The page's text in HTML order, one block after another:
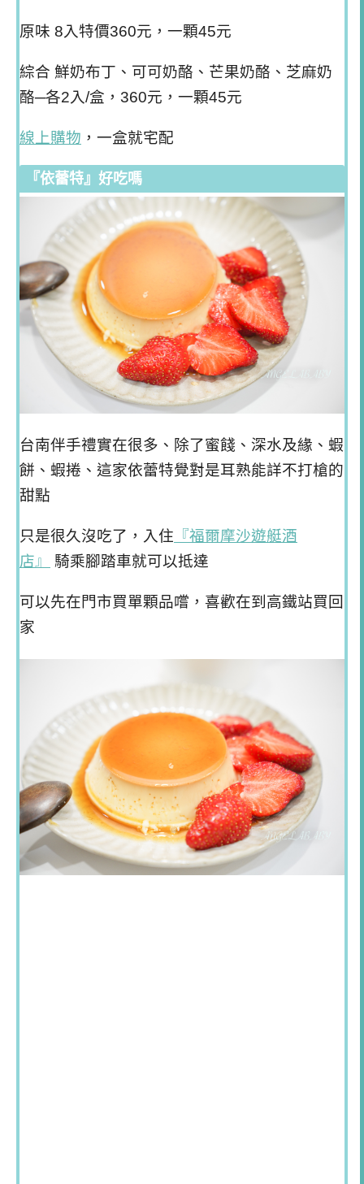
原味 8入特價360元，一顆45元
綜合 鮮奶布丁、可可奶酪、芒果奶酪、芝麻奶
酪─各2入/盒，360元，一顆45元
線上購物 ，一盒就宅配
『依蕾特』好吃嗎
台南伴手禮實在很多、除了蜜餞、深水及緣、蝦
餅、蝦捲、這家依蕾特覺對是耳熟能詳不打槍的
甜點
只是很久沒吃了，入住 『福爾摩沙遊艇酒
店』
騎乘腳踏車就可以抵達
可以先在門市買單顆品嚐，喜歡在到高鐵站買回
家